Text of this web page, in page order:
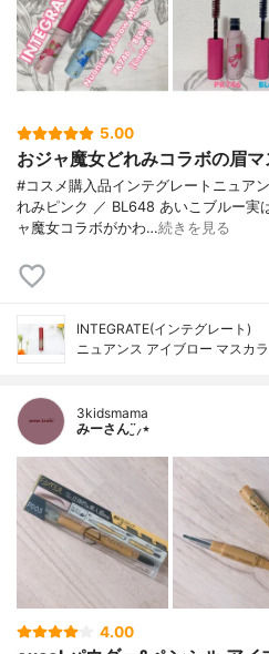
5.00
おジャ魔女どれみコラボの眉
#コスメ購入品インテグレートニュア
れみピンク ／ BL648 あいこブルー実
ャ魔女コラボがかわ…続きを見る
INTEGRATE(インテグレート)
ニュアンス アイブロー マスカラ
3kidsmama
みーさん¨̮⸝⋆
4.00